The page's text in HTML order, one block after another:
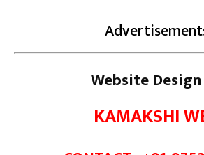
Website
KAMAKSHI